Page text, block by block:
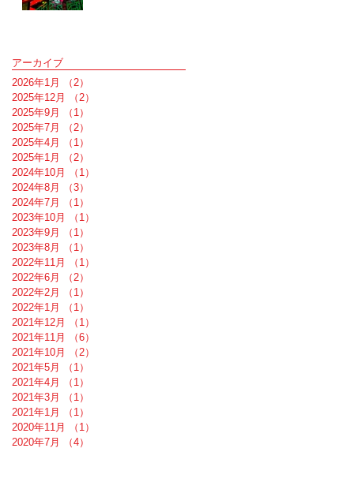
アーカイブ
2026年1月 （2）
2025年12月
（2）
2025年9月
（1）
2025年7月
（2）
2025年4月
（1）
2025年1月
（2）
2024年10月
（1）
2024年8月
（3）
2024年7月
（1）
2023年10月
（1）
2023年9月
（1）
2023年8月
（1）
2022年11月
（1）
2022年6月
（2）
2022年2月
（1）
2022年1月
（1）
2021年12月
（1）
2021年11月
（6）
2021年10月
（2）
2021年5月
（1）
2021年4月
（1）
2021年3月
（1）
2021年1月
（1）
2020年11月
（1）
2020年7月
（4）